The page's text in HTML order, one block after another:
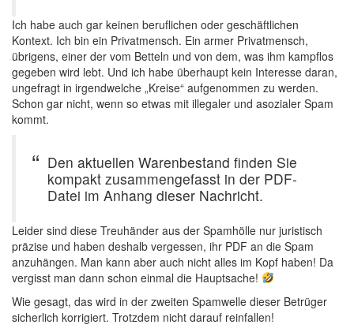
Ich habe auch gar keinen beruflichen oder geschäftlichen
Kontext. Ich bin ein Privatmensch. Ein armer Privatmensch,
übrigens, einer der vom Betteln und von dem, was ihm kampflos
gegeben wird lebt. Und ich habe überhaupt kein Interesse daran,
ungefragt in irgendwelche „Kreise“ aufgenommen zu werden.
Schon gar nicht, wenn so etwas mit illegaler und asozialer Spam
kommt.
Den aktuellen Warenbestand finden Sie
kompakt zusammengefasst in der PDF-
Datei im Anhang dieser Nachricht.
Leider sind diese Treuhänder aus der Spamhölle nur juristisch
präzise und haben deshalb vergessen, ihr PDF an die Spam
anzuhängen. Man kann aber auch nicht alles im Kopf haben! Da
vergisst man dann schon einmal die Hauptsache!
Wie gesagt, das wird in der zweiten Spamwelle dieser Betrüger
sicherlich korrigiert. Trotzdem nicht darauf reinfallen!